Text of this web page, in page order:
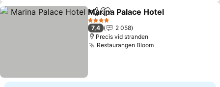
Dela Lägg till i Mina Favoriter
Marina Palace Hotel
4 Stjärnor
7,4
2 058
Precis vid stranden
Restaurangen BloomSe priser